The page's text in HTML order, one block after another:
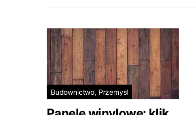
Budownictwo, Przemysł